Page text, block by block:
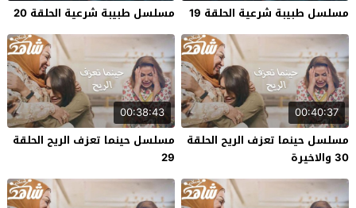
مسلسل طبيبة شرعية الحلقة 19
مسلسل طبيبة شرعية الحلقة 20
00:40:37
مسلسل حينما تعزف الريح الحلقة
30 والاخيرة
00:38:43
مسلسل حينما تعزف الريح الحلقة
29